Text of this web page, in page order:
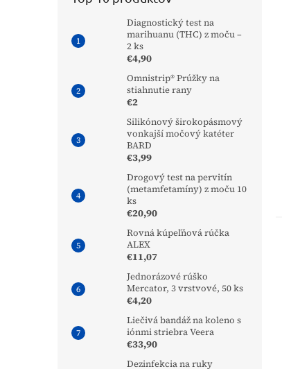
Diagnostický test na
marihuanu (THC) z moču –
2 ks
€4,90
Omnistrip® Prúžky na
stiahnutie rany
€2
Silikónový širokopásmový
vonkajší močový katéter
BARD
€3,99
Drogový test na pervitín
(metamfetamíny) z moču 10
ks
€20,90
Rovná kúpeľňová rúčka
ALEX
€11,07
Jednorázové rúško
Mercator, 3 vrstvové, 50 ks
€4,20
Liečivá bandáž na koleno s
iónmi striebra Veera
€33,90
Dezinfekcia na ruky